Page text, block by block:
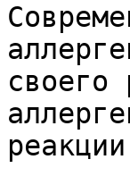
своего